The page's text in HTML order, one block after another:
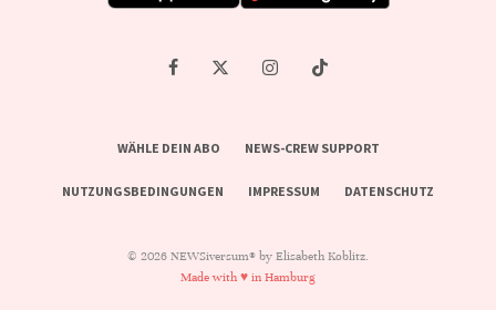
WÄHLE DEIN ABO NEWS-CREW SUPPORT
NUTZUNGSBEDINGUNGEN IMPRESSUM DATENSCHUTZ
© 2026 NEWSiversum® by Elisabeth Koblitz.
Made with ♥ in Hamburg